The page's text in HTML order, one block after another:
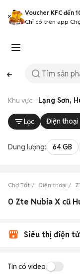
Voucher KFC đến
Chỉ có trên app
Khu vực: Lạng Sơn,
Lọc Điện thoại
Dung lượng: 64 GB
Chợ Tốt Điện thoại
0 Zte Nubia X cũ
Siêu thị điện tử
Tin có video